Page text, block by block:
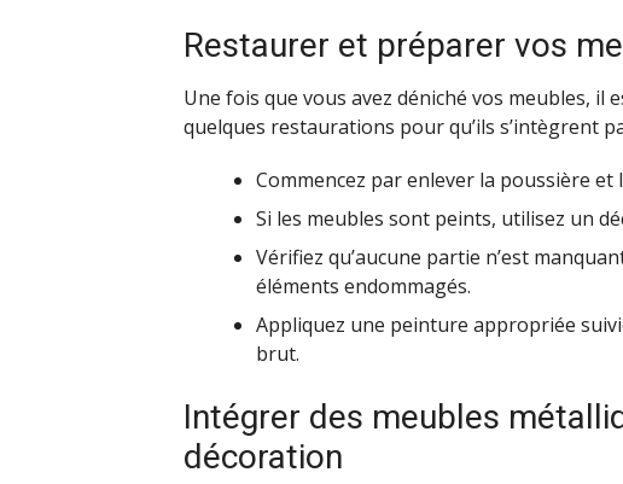
Restaurer et préparer vos
Une fois que vous avez déniché vos meubles, il
quelques restaurations pour qu’ils s’intègrent
Commencez par enlever la poussière
Si les meubles sont peints, utilisez un
Vérifiez qu’aucune partie n’est
éléments endommagés.
Appliquez une peinture appropriée
brut.
Intégrer des meubles
décoration